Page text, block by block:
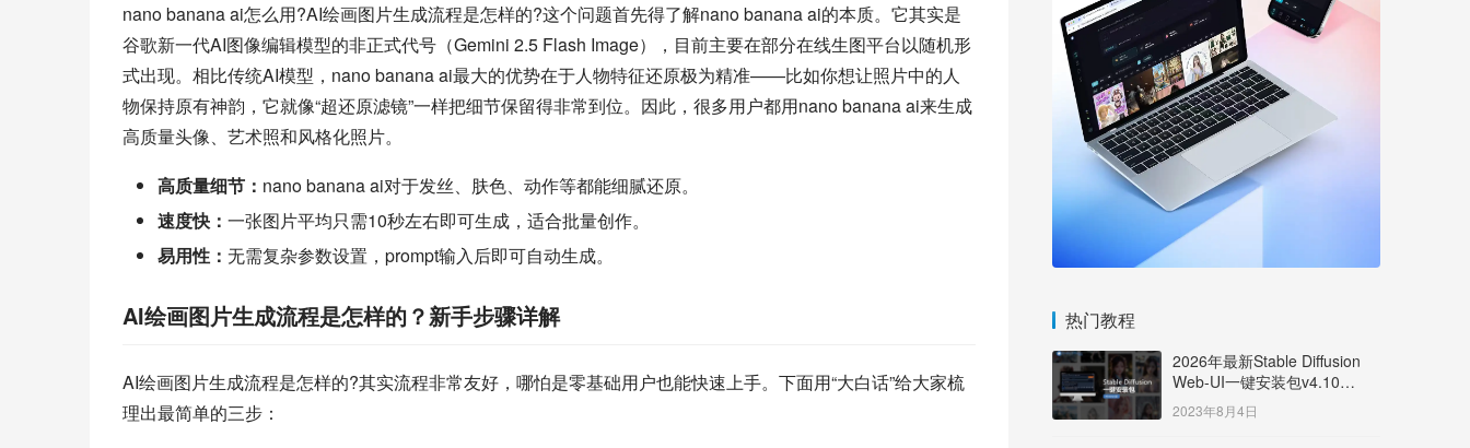
nano banana ai怎么用?AI绘画图片生成流程是怎样的?这个问题首先得了解nano banana ai的本质。它其实是
谷歌新一代AI图像编辑模型的非正式代号（Gemini 2.5 Flash Image），目前主要在部分在线生图平台以随机形
式出现。相比传统AI模型，nano banana ai最大的优势在于人物特征还原极为精准——比如你想让照片中的人
物保持原有神韵，它就像“超还原滤镜”一样把细节保留得非常到位。因此，很多用户都用nano banana ai来生成
高质量头像、艺术照和风格化照片。
高质量细节： nano banana ai对于发丝、肤色、动作等都能细腻还原。
速度快： 一张图片平均只需10秒左右即可生成，适合批量创作。
易用性： 无需复杂参数设置，prompt输入后即可自动生成。
AI绘画图片生成流程是怎样的？新手步骤详解
AI绘画图片生成流程是怎样的?其实流程非常友好，哪怕是零基础用户也能快速上手。下面用“大白话”给大家梳
理出最简单的三步：
热门教程
2026年最新Stable Diffusion
Web-UI一键安装包v4.10
Windows版【支持50系显卡】
2023年8月4日